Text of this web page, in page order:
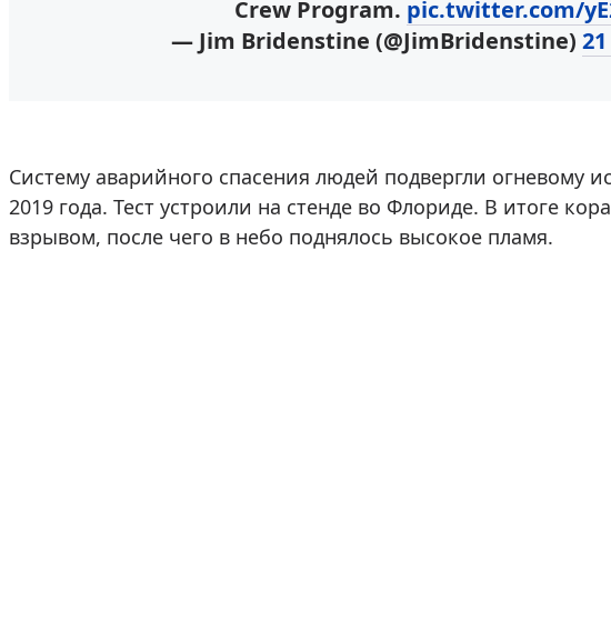
Crew Program. pic.twitter.com/
— Jim Bridenstine (@JimBridenstine)
Систему аварийного спасения людей подвергли огневому
2019 года. Тест устроили на стенде во Флориде. В итоге
взрывом, после чего в небо поднялось высокое пламя.